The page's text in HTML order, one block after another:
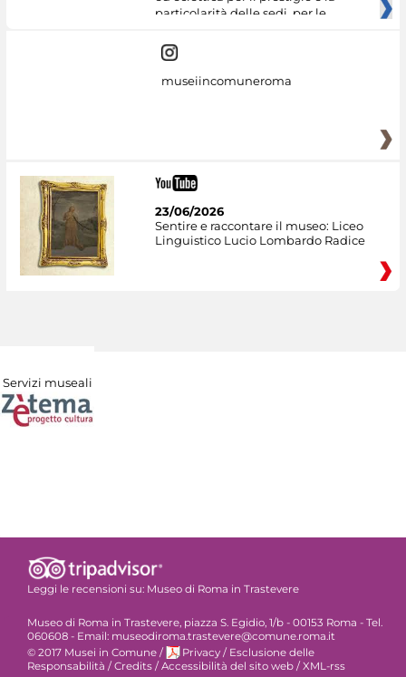
particolarità delle sedi, per le
museiincomuneroma
23/06/2026
Sentire e raccontare il museo: Liceo
Linguistico Lucio Lombardo Radice
Servizi museali
Leggi le recensioni su: Museo di Roma in Trastevere
Museo di Roma in Trastevere, piazza S. Egidio, 1/b - 00153 Roma - Tel.
060608 - Email: museodiroma.trastevere@comune.roma.it
© 2017 Musei in Comune / Privacy / Esclusione delle
Responsabilità /Credits /Accessibilità del sito web /XML-rss